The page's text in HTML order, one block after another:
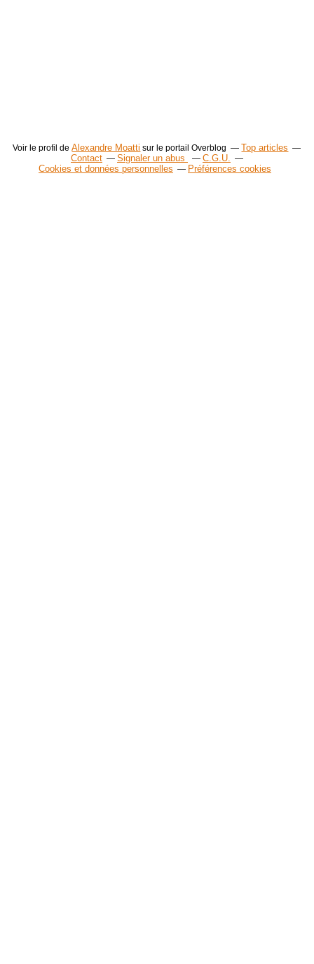
Voir le profil deAlexandre Moatti sur le portail Overblog
Top articles
Contact
Signaler un abus
C.G.U.
Cookies et données personnelles
Préférences cookies